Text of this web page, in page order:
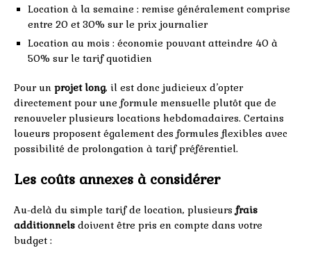
Location à la semaine : remise généralement comprise
entre 20 et 30% sur le prix journalier
Location au mois : économie pouvant atteindre 40 à
50% sur le tarif quotidien
Pour un projet long, il est donc judicieux d’opter
directement pour une formule mensuelle plutôt que de
renouveler plusieurs locations hebdomadaires. Certains
loueurs proposent également des formules flexibles avec
possibilité de prolongation à tarif préférentiel.
Les coûts annexes à considérer
Au-delà du simple tarif de location, plusieursfrais
additionnels doivent être pris en compte dans votre
budget :